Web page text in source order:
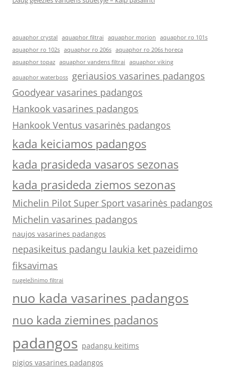
aquaphor crystal aquaphor filtrai aquaphor morion
aquaphor ro 101s
aquaphor ro 102s aquaphor ro 206s aquaphor ro 206s horeca
aquaphor topaz aquaphor vandens filtrai aquaphor viking
aquaphor waterboss
geriausios vasarines padangos
Goodyear vasarines padangos
Hankook vasarines padangos
Hankook Ventus vasarinės padangos
kada keiciamos padangos
kada prasideda vasaros sezonas
kada prasideda ziemos sezonas
Michelin Pilot Super Sport vasarinės padangos
Michelin vasarines padangos
naujos vasarines padangos
nepasikeitus padangu laukia ket pazeidimo
fiksavimas
nugeležinimo filtrai
nuo kada vasarines padangos
nuo kada ziemines padanos
padangos padangu keitims
pigios vasarines padangos